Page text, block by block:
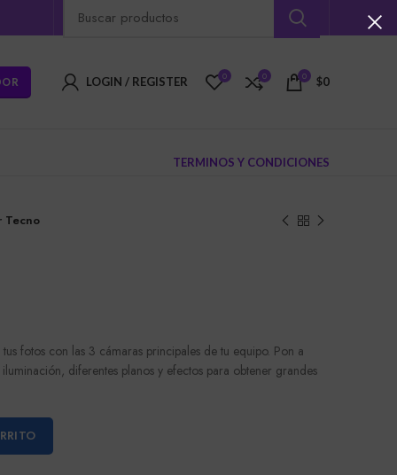
LOGIN / REGISTER 0 0 0 $0
TERMINOS Y CONDICIONES
Tecno
fotos con las 3 cámaras principales de tu equipo. Pon a
diferentes planos y efectos para obtener grandes